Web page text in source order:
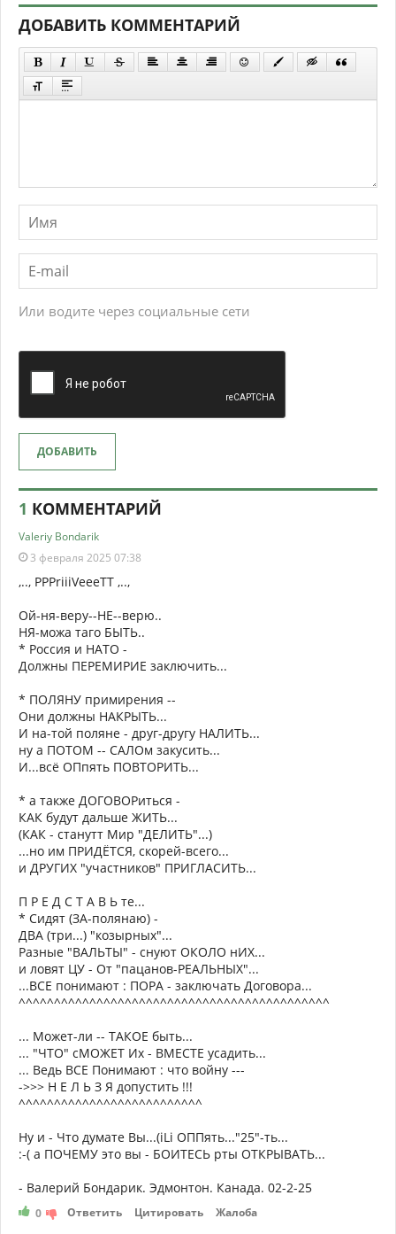
ДОБАВИТЬ КОММЕНТАРИЙ
Или водите через социальные сети
ДОБАВИТЬ
1 КОММЕНТАРИЙ
Valeriy Bondarik
3 февраля 2025 07:38
,.., PPPriiiVeeeTT ,..,
Ой-ня-веру--НЕ--верю..
НЯ-можа таго БЫТЬ..
* Россия и НАТО -
Должны ПЕРЕМИРИЕ заключить...
* ПОЛЯНУ примирения --
Они должны НАКРЫТЬ...
И на-той поляне - друг-другу НАЛИТЬ...
ну а ПОТОМ -- САЛОм закусить...
И...всё ОПпять ПОВТОРИТЬ...
* а также ДОГОВОРиться -
КАК будут дальше ЖИТЬ...
(КАК - станутт Мир "ДЕЛИТЬ"...)
...но им ПРИДЁТСЯ, скорей-всего...
и ДРУГИХ "участников" ПРИГЛАСИТЬ...
П Р Е Д С Т А В Ь те...
* Сидят (ЗА-полянаю) -
ДВА (три...) "козырных"...
Разные "ВАЛЬТЫ" - снуют ОКОЛО нИХ...
и ловят ЦУ - От "пацанов-РЕАЛЬНЫХ"...
...ВСЕ понимают : ПОРА - заключать Договора...
^^^^^^^^^^^^^^^^^^^^^^^^^^^^^^^^^^^^^^^^^^^^
... Может-ли -- ТАКОЕ быть...
... "ЧТО" сМОЖЕТ Их - ВМЕСТЕ усадить...
... Ведь ВСЕ Понимают : что войну ---
->>> Н Е Л Ь З Я допустить !!!
^^^^^^^^^^^^^^^^^^^^^^^^^^
Ну и - Что думате Вы...(iLi ОППять..."25"-ть...
:-( а ПОЧЕМУ это вы - БОИТЕСЬ рты ОТКРЫВАТЬ...
- Валерий Бондарик. Эдмонтон. Канада. 02-2-25
0 Ответить Цитировать Жалоба